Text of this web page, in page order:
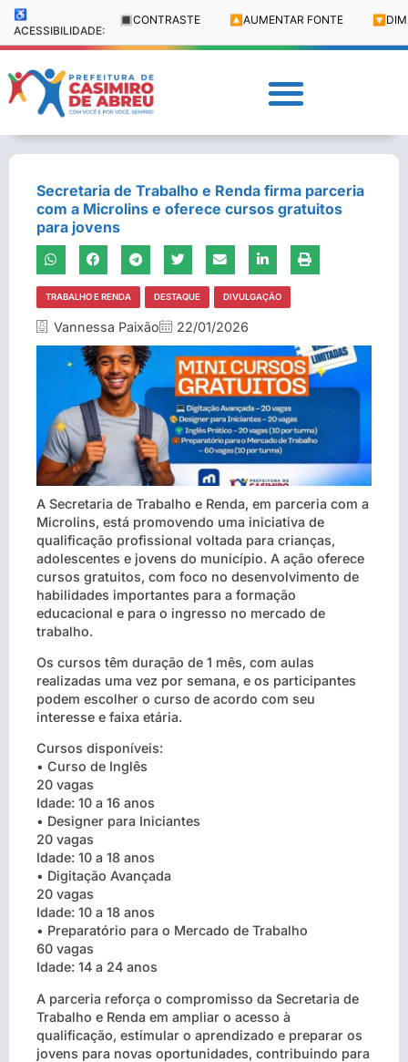
♿
ACESSIBILIDADE:
🔳 CONTRASTE 🔼 AUMENTAR FONTE 🔽
Secretaria de Trabalho e Renda firma parceria
com a Microlins e oferece cursos gratuitos
para jovens
TRABALHO E RENDA DESTAQUE DIVULGAÇÃO
Vannessa Paixão 22/01/2026
A Secretaria de Trabalho e Renda, em parceria com a
Microlins, está promovendo uma iniciativa de
qualificação profissional voltada para crianças,
adolescentes e jovens do município. A ação oferece
cursos gratuitos, com foco no desenvolvimento de
habilidades importantes para a formação
educacional e para o ingresso no mercado de
trabalho.
Os cursos têm duração de 1 mês, com aulas
realizadas uma vez por semana, e os participantes
podem escolher o curso de acordo com seu
interesse e faixa etária.
Cursos disponíveis:
• Curso de Inglês
20 vagas
Idade: 10 a 16 anos
• Designer para Iniciantes
20 vagas
Idade: 10 a 18 anos
• Digitação Avançada
20 vagas
Idade: 10 a 18 anos
• Preparatório para o Mercado de Trabalho
60 vagas
Idade: 14 a 24 anos
A parceria reforça o compromisso da Secretaria de
Trabalho e Renda em ampliar o acesso à
qualificação, estimular o aprendizado e preparar os
jovens para novas oportunidades, contribuindo para